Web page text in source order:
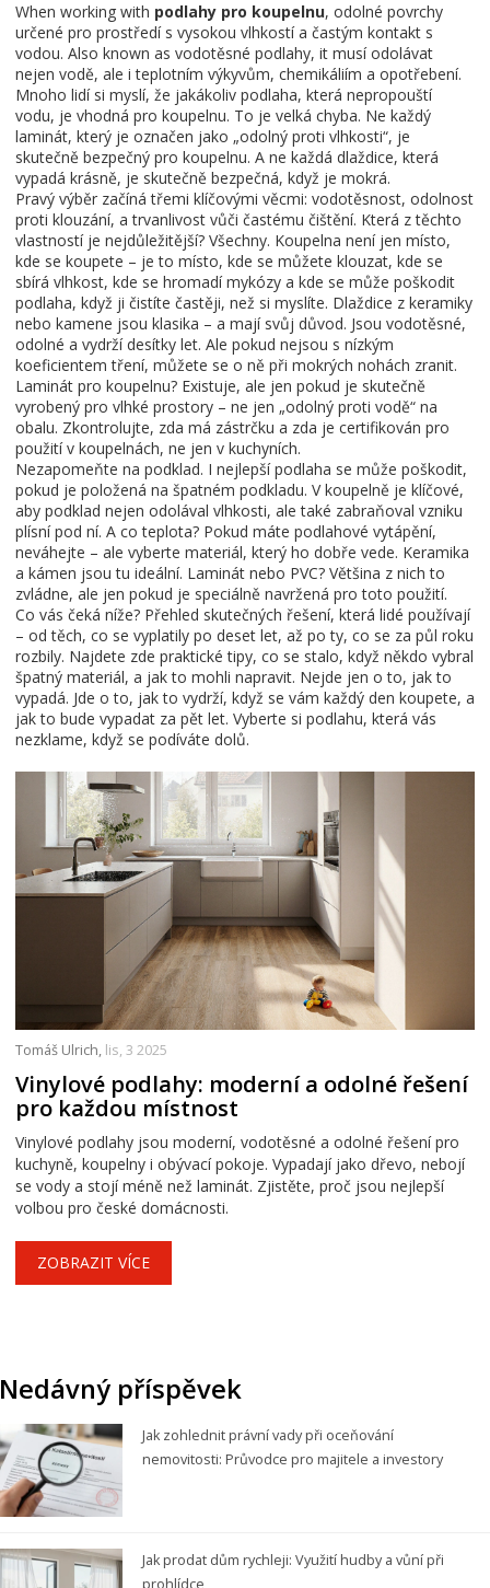
When working with podlahy pro koupelnu, odolné povrchy
určené pro prostředí s vysokou vlhkostí a častým kontakt s
vodou. Also known as vodotěsné podlahy, it musí odolávat
nejen vodě, ale i teplotním výkyvům, chemikáliím a opotřebení.
Mnoho lidí si myslí, že jakákoliv podlaha, která nepropouští
vodu, je vhodná pro koupelnu. To je velká chyba. Ne každý
laminát, který je označen jako „odolný proti vlhkosti“, je
skutečně bezpečný pro koupelnu. A ne každá dlaždice, která
vypadá krásně, je skutečně bezpečná, když je mokrá.
Pravý výběr začíná třemi klíčovými věcmi: vodotěsnost, odolnost
proti klouzání, atrvanlivost vůči častému čištění. Která z těchto
vlastností je nejdůležitější? Všechny. Koupelna není jen místo,
kde se koupete – je to místo, kde se můžete klouzat, kde se
sbírá vlhkost, kde se hromadí mykózy a kde se může poškodit
podlaha, když ji čistíte častěji, než si myslíte. Dlaždice z keramiky
nebo kamene jsou klasika – a mají svůj důvod. Jsou vodotěsné,
odolné a vydrží desítky let. Ale pokud nejsou s nízkým
koeficientem tření, můžete se o ně při mokrých nohách zranit.
Laminát pro koupelnu? Existuje, ale jen pokud je skutečně
vyrobený pro vlhké prostory – ne jen „odolný proti vodě“ na
obalu. Zkontrolujte, zda má zástrčku a zda je certifikován pro
použití v koupelnách, ne jen v kuchyních.
Nezapomeňte na podklad. I nejlepší podlaha se může poškodit,
pokud je položená na špatném podkladu. V koupelně je klíčové,
aby podklad nejen odolával vlhkosti, ale také zabraňoval vzniku
plísní pod ní. A co teplota? Pokud máte podlahové vytápění,
neváhejte – ale vyberte materiál, který ho dobře vede. Keramika
a kámen jsou tu ideální. Laminát nebo PVC? Většina z nich to
zvládne, ale jen pokud je speciálně navržená pro toto použití.
Co vás čeká níže? Přehled skutečných řešení, která lidé používají
– od těch, co se vyplatily po deset let, až po ty, co se za půl roku
rozbily. Najdete zde praktické tipy, co se stalo, když někdo vybral
špatný materiál, a jak to mohli napravit. Nejde jen o to, jak to
vypadá. Jde o to, jak to vydrží, když se vám každý den koupete, a
jak to bude vypadat za pět let. Vyberte si podlahu, která vás
nezklame, když se podíváte dolů.
Tomáš Ulrich, lis, 3 2025
Vinylové podlahy: moderní a odolné řešení
pro každou místnost
Vinylové podlahy jsou moderní, vodotěsné a odolné řešení pro
kuchyně, koupelny i obývací pokoje. Vypadají jako dřevo, nebojí
se vody a stojí méně než laminát. Zjistěte, proč jsou nejlepší
volbou pro české domácnosti.
ZOBRAZIT VÍCE
Nedávný příspěvek
Jak zohlednit právní vady při oceňování
nemovitosti: Průvodce pro majitele a investory
Jak prodat dům rychleji: Využití hudby a vůní při
prohlídce